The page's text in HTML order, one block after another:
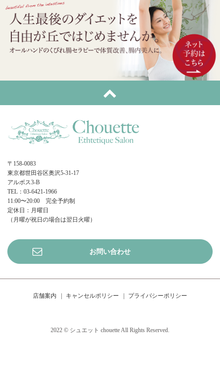
〒158-0083
東京都世田谷区奥沢5-31-17
アルボス3-B
TEL：03-6421-1966
11:00〜20:00 完全予約制
定休日：月曜日
（月曜が祝日の場合は翌日火曜）
お問い合わせ
店舗案内 キャンセルポリシー プライバシーポリシー
2022 © シュエット chouette All Rights Reserved.